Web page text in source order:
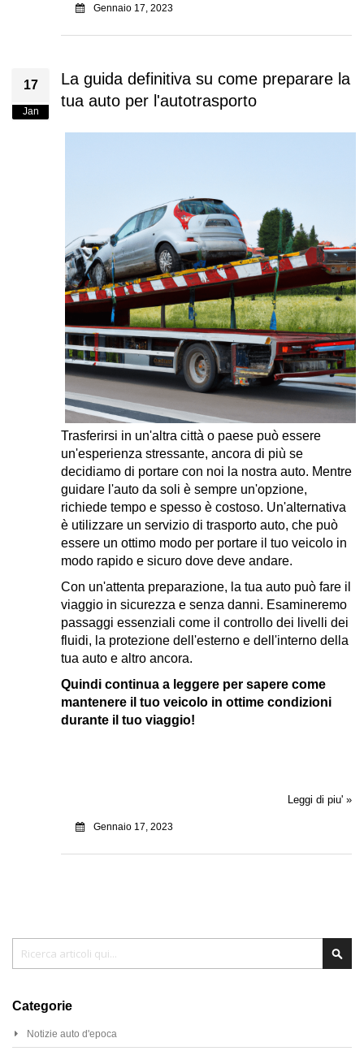
Gennaio 17, 2023
17
Jan
La guida definitiva su come preparare la
tua auto per l'autotrasporto
Trasferirsi in un'altra città o paese può essere
un'esperienza stressante, ancora di più se
decidiamo di portare con noi la nostra auto. Mentre
guidare l'auto da soli è sempre un'opzione,
richiede tempo e spesso è costoso. Un'alternativa
è utilizzare un servizio di trasporto auto, che può
essere un ottimo modo per portare il tuo veicolo in
modo rapido e sicuro dove deve andare.
Con un'attenta preparazione, la tua auto può fare il
viaggio in sicurezza e senza danni. Esamineremo
passaggi essenziali come il controllo dei livelli dei
fluidi, la protezione dell'esterno e dell'interno della
tua auto e altro ancora.
Quindi continua a leggere per sapere come
mantenere il tuo veicolo in ottime condizioni
durante il tuo viaggio!
Leggi di piu' »
Gennaio 17, 2023
Categorie
Notizie auto d'epoca